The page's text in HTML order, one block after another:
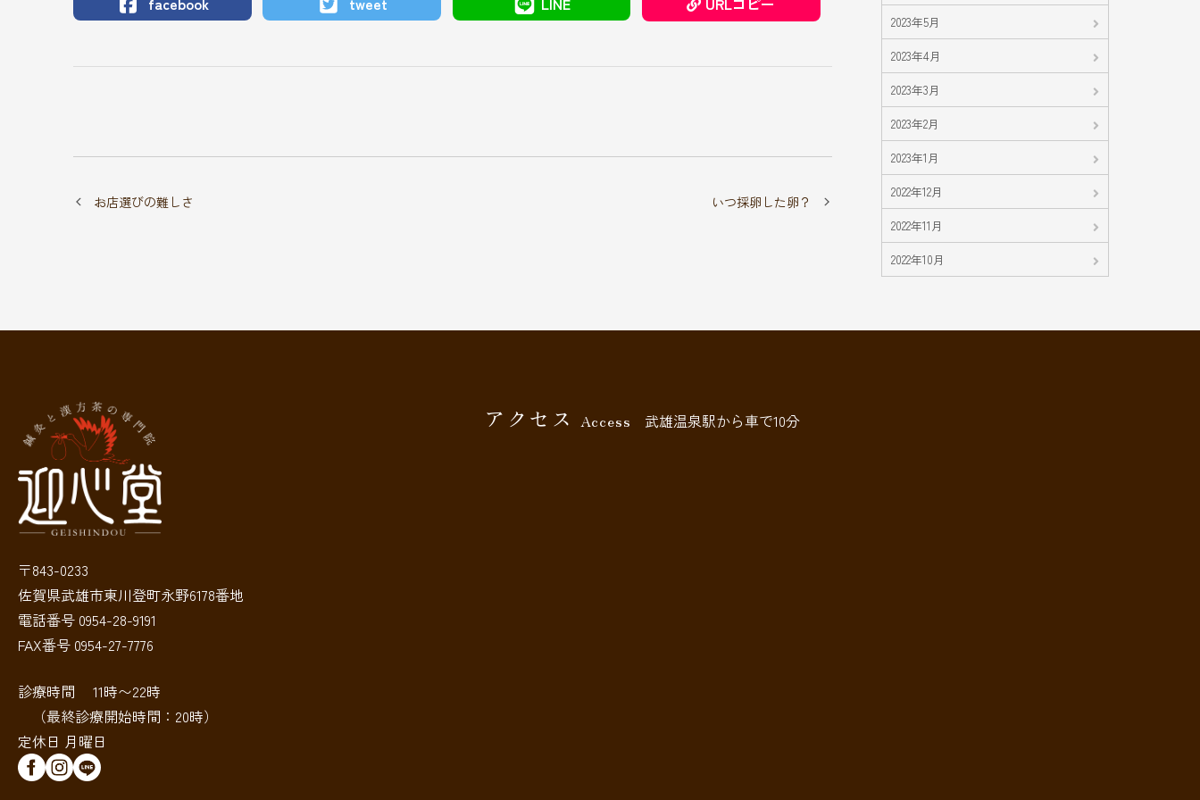
お店選びの難しさ いつ採卵した卵？
2023年5月
2023年4月
2023年3月
2023年2月
2023年1月
2022年12月
2022年11月
2022年10月
〒843-0233
佐賀県武雄市東川登町永野6178番地
電話番号 0954-28-9191
FAX番号 0954-27-7776
診療時間 11時〜22時
（最終診療開始時間：20時）
定休日 月曜日
アクセス Access 武雄温泉駅から車で10分